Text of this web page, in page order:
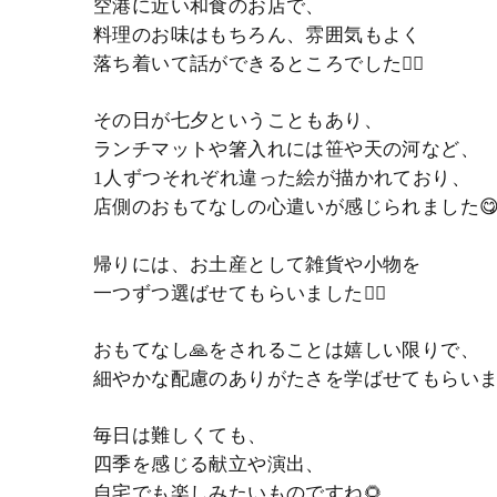
空港に近い和食のお店で、
料理のお味はもちろん、雰囲気もよく
落ち着いて話ができるところでした🙋‍♀️
その日が七夕ということもあり、
ランチマットや箸入れには笹や天の河など、
1人ずつそれぞれ違った絵が描かれており、
店側のおもてなしの心遣いが感じられました
帰りには、お土産として雑貨や小物を
一つずつ選ばせてもらいました🙋‍♀️
おもてなし🙏をされることは嬉しい限りで、
細やかな配慮のありがたさを学ばせてもらいま
毎日は難しくても、
四季を感じる献立や演出、